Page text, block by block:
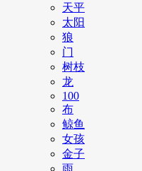
天平
太阳
狼
门
树枝
龙
100
布
鲸鱼
女孩
金子
雨